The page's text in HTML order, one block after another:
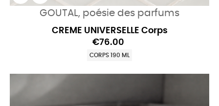
GOUTAL, poésie des parfums
CREME UNIVERSELLE Corps
€76.00
CORPS 190 ML